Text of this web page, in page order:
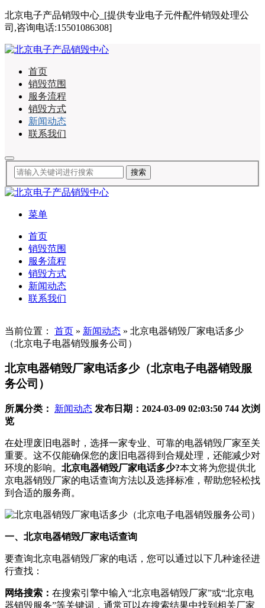
北京电子产品销毁中心_[提供专业电子元件配件销毁处理公
司,咨询电话:15501086308]
首页
销毁范围
服务流程
销毁方式
新闻动态
联系我们
菜单
首页
销毁范围
服务流程
销毁方式
新闻动态
联系我们
当前位置： 首页 » 新闻动态 » 北京电器销毁厂家电话多少
（北京电子电器销毁服务公司）
北京电器销毁厂家电话多少（北京电子电器销毁服
务公司）
所属分类： 新闻动态 发布日期：2024-03-09 02:03:50 744 次浏
览
在处理废旧电器时，选择一家专业、可靠的电器销毁厂家至关
重要。这不仅能确保您的废旧电器得到合规处理，还能减少对
环境的影响。 北京电器销毁厂家电话多少?本文将为您提供北
京电器销毁厂家的电话查询方法以及选择标准，帮助您轻松找
到合适的服务商。
一、北京电器销毁厂家电话查询
要查询北京电器销毁厂家的电话，您可以通过以下几种途径进
行查找：
网络搜索： 在搜索引擎中输入“北京电器销毁厂家”或“北京电
器销毁服务”等关键词，通常可以在搜索结果中找到相关厂家